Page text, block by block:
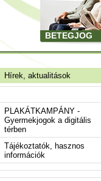
BETEGJOG
Hírek, aktualitások
PLAKÁTKAMPÁNY -
Gyermekjogok a digitális
térben
Tájékoztatók, hasznos
információk